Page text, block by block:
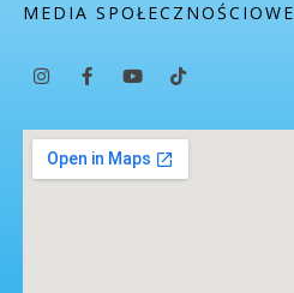
MEDIA SPOŁECZNOŚCIOWE